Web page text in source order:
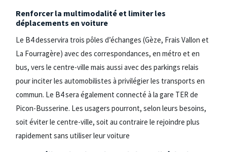
Renforcer la multimodalité et limiter les
déplacements en voiture
Le B4 desservira trois pôles d’échanges (Gèze, Frais Vallon et
La Fourragère) avec des correspondances, en métro et en
bus, vers le centre-ville mais aussi avec des parkings relais
pour inciter les automobilistes à privilégier les transports en
commun. Le B4 sera également connecté à la gare TER de
Picon-Busserine. Les usagers pourront, selon leurs besoins,
soit éviter le centre-ville, soit au contraire le rejoindre plus
rapidement sans utiliser leur voiture